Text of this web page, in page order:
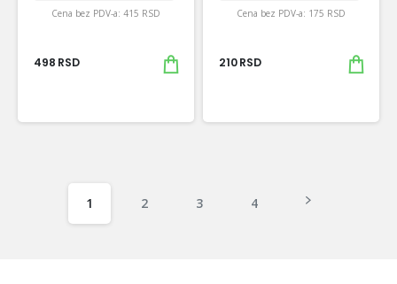
Cena bez PDV-a: 415 RSD
498 RSD
Cena bez PDV-a: 175 RSD
210RSD
1 2 3 4